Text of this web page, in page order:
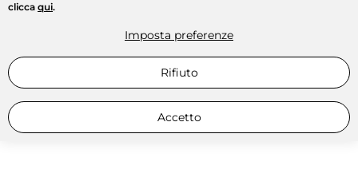
clicca qui.
Imposta preferenze
Rifiuto
Accetto